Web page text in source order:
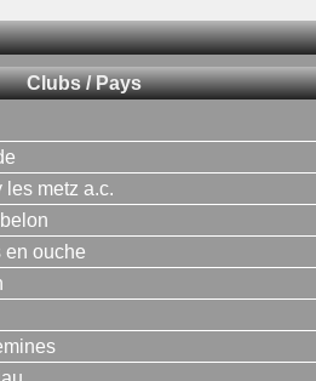
Clubs / Pays
les metz a.c.
en ouche